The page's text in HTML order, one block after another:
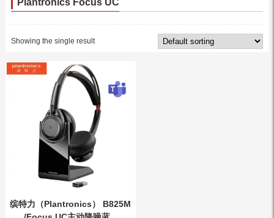
Plantronics Focus UC
Showing the single result
缤特力（Plantronics） B825M